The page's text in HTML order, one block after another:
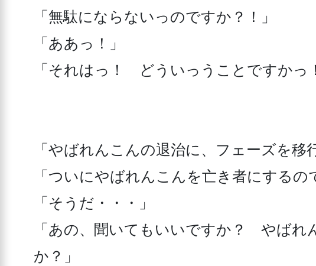
「無駄にならないっのですか？！」
「ああっ！」
「それはっ！　どういっうことですかっ
「やばれんこんの退治に、フェーズを
「ついにやばれんこんを亡き者にするの
「そうだ・・・」
「あの、聞いてもいいですか？　やば
か？」